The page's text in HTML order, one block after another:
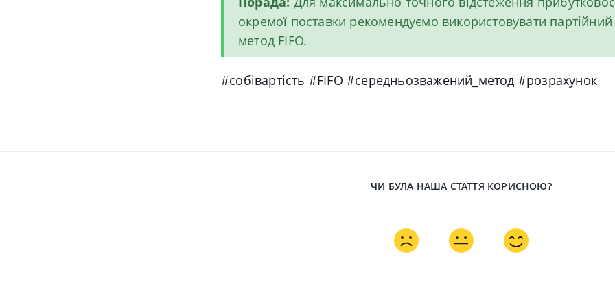
окремої поставки рекомендуємо використовувати партійний
метод FIFO.
#собівартість #FIFO #середньозважений_метод #розрахунок
ЧИ БУЛА НАША СТАТТЯ КОРИСНОЮ?